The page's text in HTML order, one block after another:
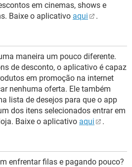
em cinemas, shows e
Baixe o aplicativo aqui .
maneira um pouco diferente.
de desconto, o aplicativo é capaz
em promoção na internet
nenhuma oferta. Ele também
lista de desejos para que o app
dos itens selecionados entrar em
Baixe o aplicativo aqui .
enfrentar filas e pagando pouco?